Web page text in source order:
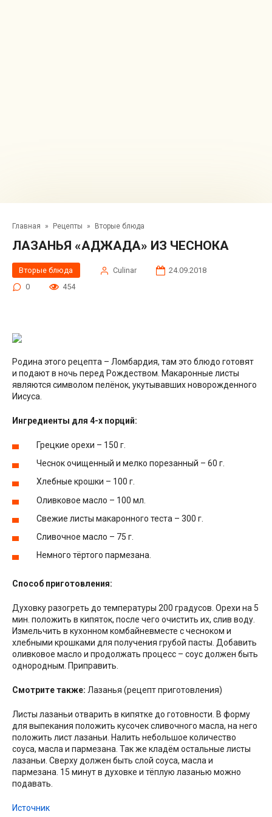
Главная » Рецепты » Вторые блюда
ЛАЗАНЬЯ «АДЖАДА» ИЗ ЧЕСНОКА
Вторые блюда Сulinar
24.09.2018
0
454
Родина этого рецепта – Ломбардия, там это блюдо готовят
и подают в ночь перед Рождеством. Макаронные листы
являются символом пелёнок, укутывавших новорожденного
Иисуса.
Ингредиенты для 4-х порций:
Грецкие орехи – 150 г.
Чеснок очищенный и мелко порезанный – 60 г.
Хлебные крошки – 100 г.
Оливковое масло – 100 мл.
Свежие листы макаронного теста – 300 г.
Сливочное масло – 75 г.
Немного тёртого пармезана.
Способ приготовления:
Духовку разогреть до температуры 200 градусов. Орехи на 5
мин. положить в кипяток, после чего очистить их, слив воду.
Измельчить в кухонном комбайневместе с чесноком и
хлебными крошками для получения грубой пасты. Добавить
оливковое масло и продолжать процесс – соус должен быть
однородным. Приправить.
Смотрите также: Лазанья (рецепт приготовления)
Листы лазаньи отварить в кипятке до готовности. В форму
для выпекания положить кусочек сливочного масла, на него
положить лист лазаньи. Налить небольшое количество
соуса, масла и пармезана. Так же кладём остальные листы
лазаньи. Сверху должен быть слой соуса, масла и
пармезана. 15 минут в духовке и тёплую лазанью можно
подавать.
Источник